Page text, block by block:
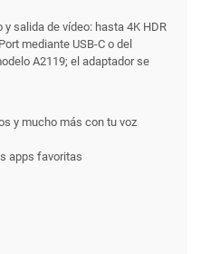
salida de vídeo: hasta 4K HDR
mediante USB-C o del
A2119; el adaptador se
y mucho más con tu voz
apps favoritas